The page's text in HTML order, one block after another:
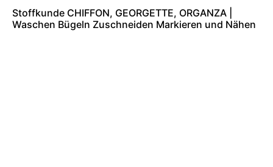
Stoffkunde CHIFFON, GEORGETTE, ORGANZA |
Waschen Bügeln Zuschneiden Markieren und Nähen